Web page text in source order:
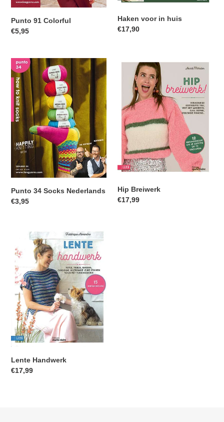
Punto 91 Colorful
Normale
€5,95
Haken voor in huis
Normale
€17,90
Punto
34
Socks
Nederlands
Punto 34 Socks Nederlands
Normale
€3,95
Hip
Breiwerk
Hip Breiwerk
Normale
€17,99
Handwerk
Lente Handwerk
Normale
€17,99
artikelen te bekijken.
Login